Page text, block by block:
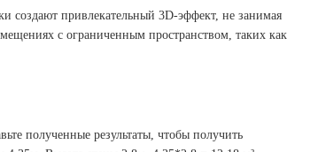
привлекательный 3D-эффект, не занимая
с ограниченным пространством, таких как
полученные результаты, чтобы получить